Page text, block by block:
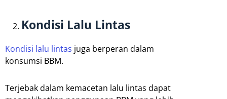
Kondisi Lalu Lintas
Kondisi lalu lintas juga berperan dalam
konsumsi BBM.
Terjebak dalam kemacetan lalu lintas dapat